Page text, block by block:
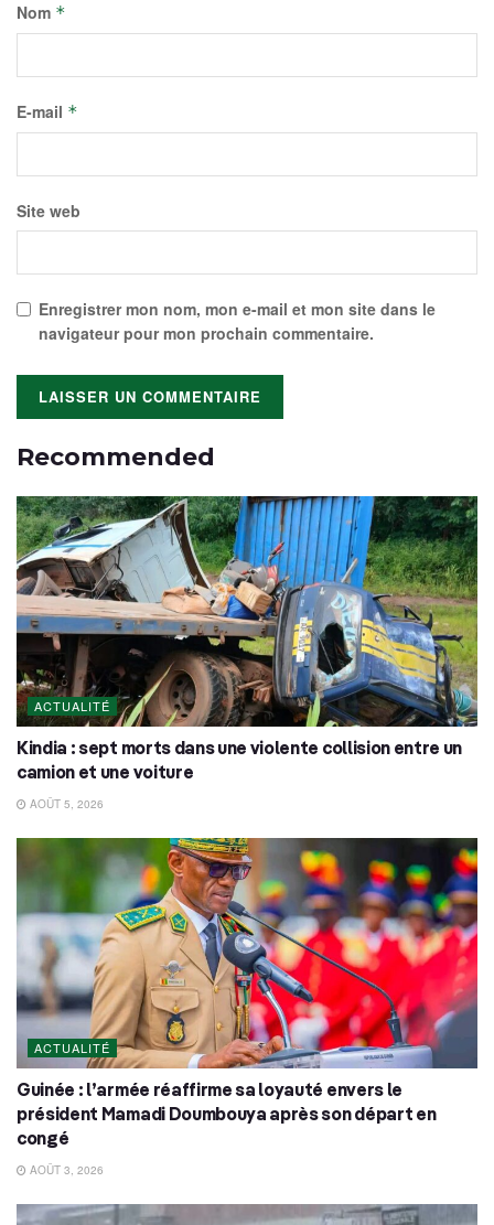
Nom *
E-mail *
Site web
Enregistrer mon nom, mon e-mail et mon site dans le
navigateur pour mon prochain commentaire.
Recommended
ACTUALITÉ
Kindia : sept morts dans une violente collision entre un
camion et une voiture
AOÛT 5, 2026
ACTUALITÉ
Guinée : l’armée réaffirme sa loyauté envers le
président Mamadi Doumbouya après son départ en
congé
AOÛT 3, 2026